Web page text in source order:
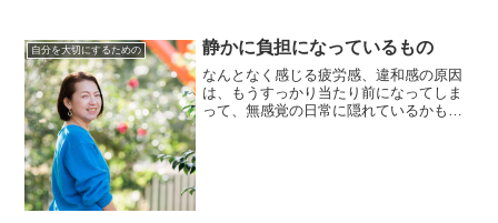
に、お友だちと、こんな素敵なものをい
ただいたりして、夜までお...
自分を大切にするための 静かに負担になっているもの
なんとなく感じる疲労感、違和感の原因
は、もうすっかり当たり前になってしま
って、無感覚の日常に隠れているかもし